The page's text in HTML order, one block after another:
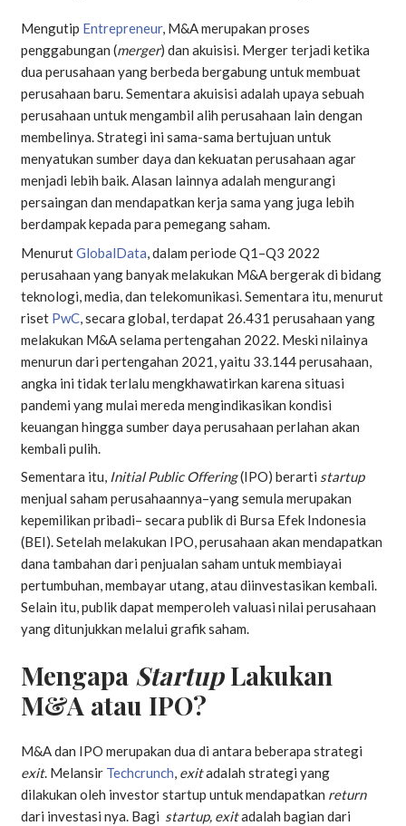
Mengutip Entrepreneur, M&A merupakan proses
penggabungan (merger) dan akuisisi. Merger terjadi ketika
dua perusahaan yang berbeda bergabung untuk membuat
perusahaan baru. Sementara akuisisi adalah upaya sebuah
perusahaan untuk mengambil alih perusahaan lain dengan
membelinya. Strategi ini sama-sama bertujuan untuk
menyatukan sumber daya dan kekuatan perusahaan agar
menjadi lebih baik. Alasan lainnya adalah mengurangi
persaingan dan mendapatkan kerja sama yang juga lebih
berdampak kepada para pemegang saham.
MenurutGlobalData, dalam periode Q1–Q3 2022
perusahaan yang banyak melakukan M&A bergerak di bidang
teknologi, media, dan telekomunikasi. Sementara itu, menurut
riset PwC, secara global, terdapat 26.431 perusahaan yang
melakukan M&A selama pertengahan 2022. Meski nilainya
menurun dari pertengahan 2021, yaitu 33.144 perusahaan,
angka ini tidak terlalu mengkhawatirkan karena situasi
pandemi yang mulai mereda mengindikasikan kondisi
keuangan hingga sumber daya perusahaan perlahan akan
kembali pulih.
Sementara itu, Initial Public Offering(IPO) berarti startup
menjual saham perusahaannya–yang semula merupakan
kepemilikan pribadi– secara publik di Bursa Efek Indonesia
(BEI). Setelah melakukan IPO, perusahaan akan mendapatkan
dana tambahan dari penjualan saham untuk membiayai
pertumbuhan, membayar utang, atau diinvestasikan kembali.
Selain itu, publik dapat memperoleh valuasi nilai perusahaan
yang ditunjukkan melalui grafik saham.
Mengapa StartupLakukan
M&A atau IPO?
M&A dan IPO merupakan dua di antara beberapa strategi
exit. Melansir Techcrunch, exitadalah strategi yang
dilakukan oleh investor startup untuk mendapatkan return
dari investasi nya. Bagi startup, exitadalah bagian dari